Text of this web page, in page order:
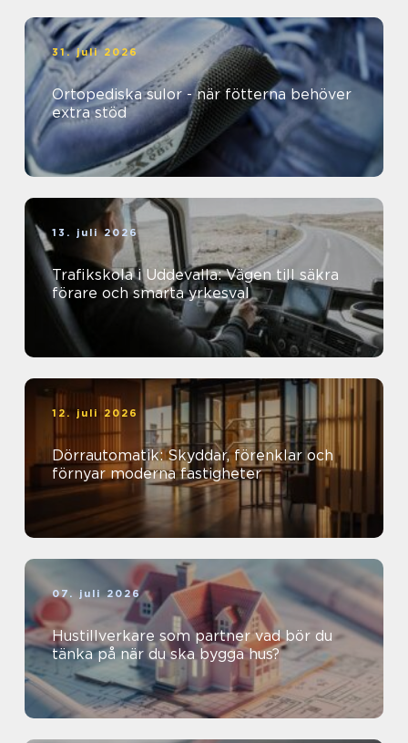
31. juli 2026
Ortopediska sulor - när fötterna behöver
extra stöd
13. juli 2026
Trafikskola i Uddevalla: Vägen till säkra
förare och smarta yrkesval
12. juli 2026
Dörrautomatik: Skyddar, förenklar och
förnyar moderna fastigheter
07. juli 2026
Hustillverkare som partner vad bör du
tänka på när du ska bygga hus?